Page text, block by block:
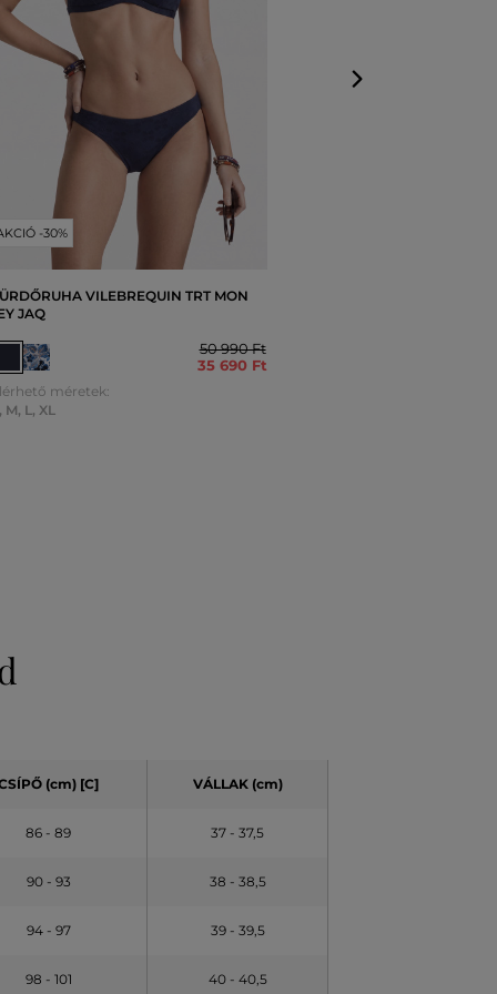
-30%
VILEBREQUIN TRT MON
JAQ
50 990 Ft
35 690 Ft
méretek:
, M, L, XL
(cm) [C] VÁLLAK (cm)
86 - 89 37 - 37,5
90 - 93 38 - 38,5
94 - 97 39 - 39,5
98 - 101 40 - 40,5